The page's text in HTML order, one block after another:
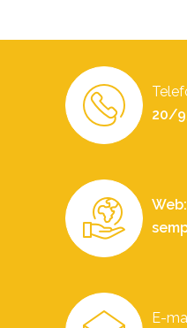
20/
Web:
E-